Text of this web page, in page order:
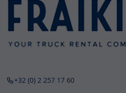
+32 (0) 2 257 17 60